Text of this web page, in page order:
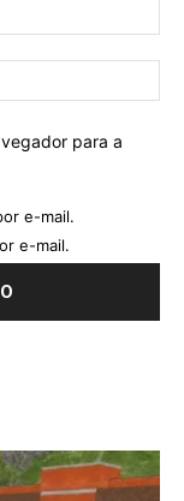
para a
e-mail.
e-mail.